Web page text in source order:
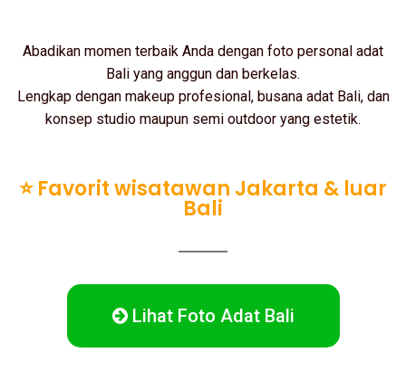
Abadikan momen terbaik Anda dengan foto personal adat
Bali yang anggun dan berkelas.
Lengkap dengan makeup profesional, busana adat Bali, dan
konsep studio maupun semi outdoor yang estetik.
⭐ Favorit wisatawan Jakarta & luar
Bali
Lihat Foto Adat Bali